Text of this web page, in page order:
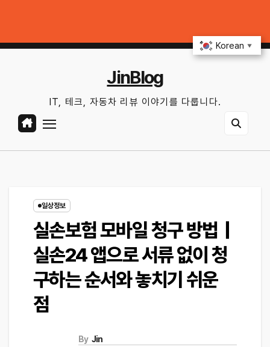
content
JinBlog
IT, 테크, 자동차 리뷰 이야기를 다룹니다.
일상정보
실손보험 모바일 청구 방법｜
실손24 앱으로 서류 없이 청
구하는 순서와 놓치기 쉬운
점
By Jin
Korean ▼